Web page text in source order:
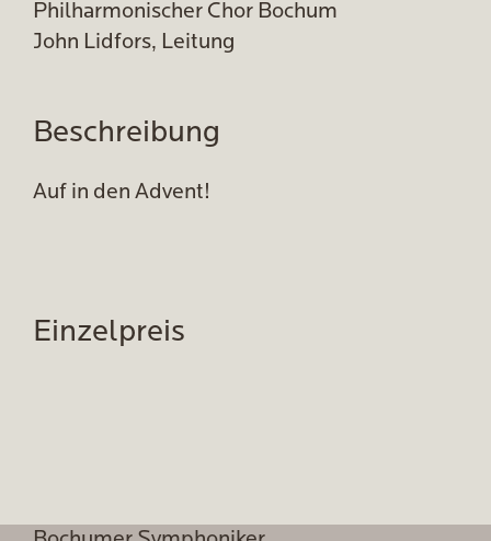
Philharmonischer Chor Bochum
John Lidfors, Leitung
Beschreibung
Auf in den Advent!
Einzelpreis